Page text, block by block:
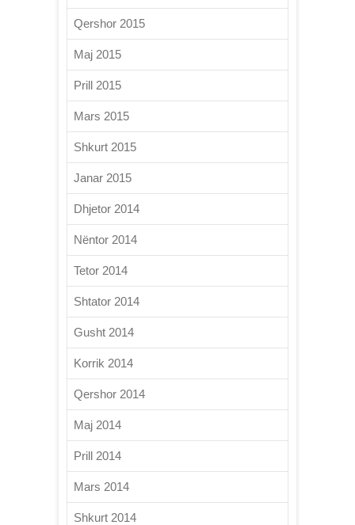
Qershor 2015
Maj 2015
Prill 2015
Mars 2015
Shkurt 2015
Janar 2015
Dhjetor 2014
Nëntor 2014
Tetor 2014
Shtator 2014
Gusht 2014
Korrik 2014
Qershor 2014
Maj 2014
Prill 2014
Mars 2014
Shkurt 2014